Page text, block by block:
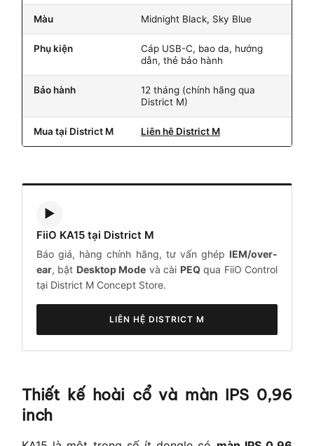
Màu Midnight Black, Sky Blue
Phụ kiện
Cáp USB-C, bao da, hướng
dẫn, thẻ bảo hành
Bảo hành
12 tháng (chính hãng qua
District M)
Mua tại District M Liên hệ District M
▶
FiiO KA15 tại District M
Báo giá, hàng chính hãng, tư vấn ghép IEM/over-
ear, bật Desktop Mode và cài PEQqua FiiO Control
tại District M Concept Store.
LIÊN HỆ DISTRICT M
Thiết kế hoài cổ và màn IPS 0,96
inch